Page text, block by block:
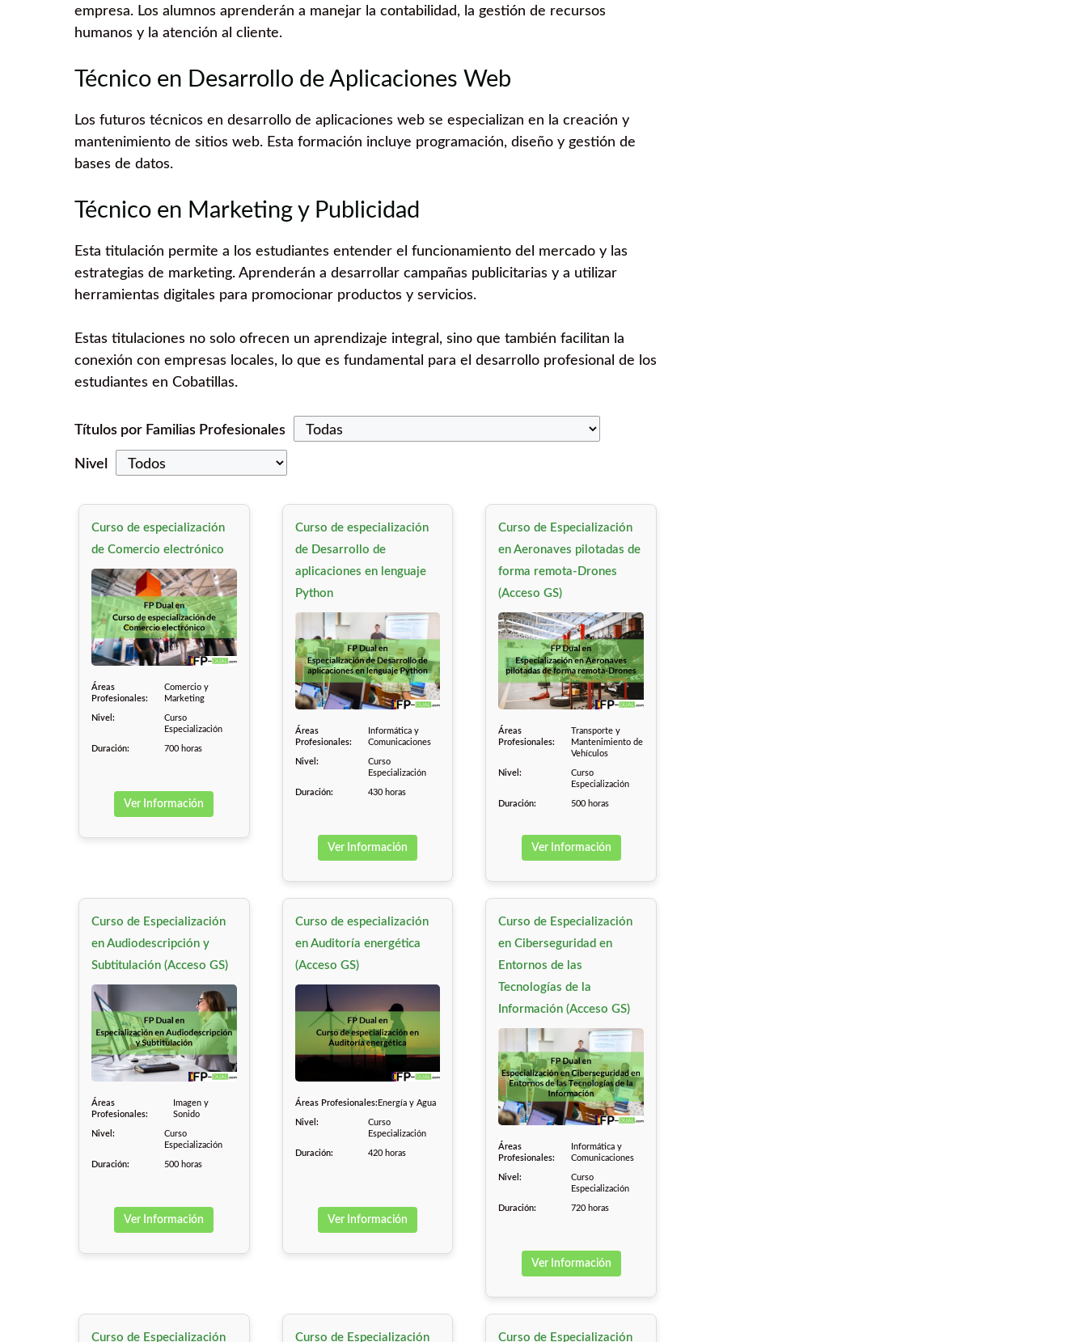
empresa. Los alumnos aprenderán a manejar la contabilidad, la gestión de recursos
humanos y la atención al cliente.
Técnico en Desarrollo de Aplicaciones Web
Los futuros técnicos en desarrollo de aplicaciones web se especializan en la creación y
mantenimiento de sitios web. Esta formación incluye programación, diseño y gestión de
bases de datos.
Técnico en Marketing y Publicidad
Esta titulación permite a los estudiantes entender el funcionamiento del mercado y las
estrategias de marketing. Aprenderán a desarrollar campañas publicitarias y a utilizar
herramientas digitales para promocionar productos y servicios.
Estas titulaciones no solo ofrecen un aprendizaje integral, sino que también facilitan la
conexión con empresas locales, lo que es fundamental para el desarrollo profesional de los
estudiantes en Cobatillas.
Títulos por Familias Profesionales
Nivel
Curso de especialización
de Comercio electrónico
Áreas
Profesionales:
Comercio y
Marketing
Nivel:
Curso
Especialización
Duración: 700 horas
Ver Información
Curso de especialización
de Desarrollo de
aplicaciones en lenguaje
Python
Áreas
Profesionales:
Informática y
Comunicaciones
Nivel:
Curso
Especialización
Duración: 430 horas
Ver Información
Curso de Especialización
en Aeronaves pilotadas de
forma remota-Drones
(Acceso GS)
Áreas
Profesionales:
Transporte y
Mantenimiento de
Vehículos
Nivel:
Curso
Especialización
Duración: 500 horas
Ver Información
Curso de Especialización
en Audiodescripción y
Subtitulación (Acceso GS)
Áreas
Profesionales:
Imagen y
Sonido
Nivel:
Curso
Especialización
Duración: 500 horas
Ver Información
Curso de especialización
en Auditoría energética
(Acceso GS)
Áreas Profesionales: Energía y Agua
Nivel:
Curso
Especialización
Duración: 420 horas
Ver Información
Curso de Especialización
en Ciberseguridad en
Entornos de las
Tecnologías de la
Información (Acceso GS)
Áreas
Profesionales:
Informática y
Comunicaciones
Nivel:
Curso
Especialización
Duración: 720 horas
Ver Información
Curso de Especialización Curso de Especialización Curso de Especialización